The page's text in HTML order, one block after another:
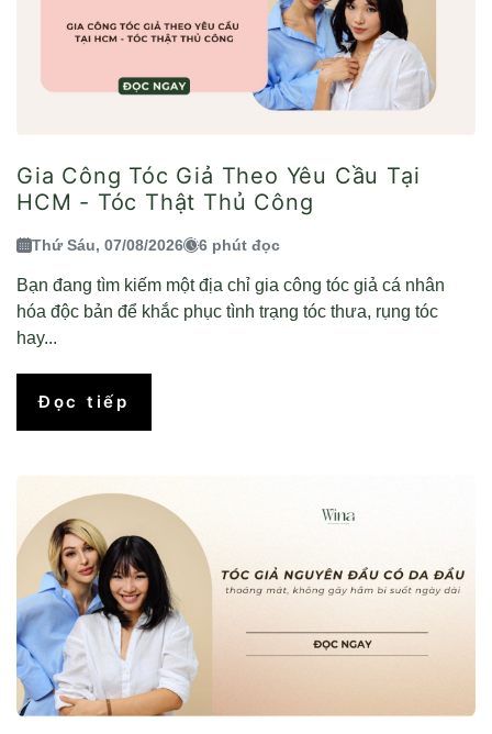
Gia Công Tóc Giả Theo Yêu Cầu Tại
HCM - Tóc Thật Thủ Công
Thứ Sáu, 07/08/2026 6 phút đọc
Bạn đang tìm kiếm một địa chỉ gia công tóc giả cá nhân
hóa độc bản để khắc phục tình trạng tóc thưa, rụng tóc
hay...
Đọc tiếp